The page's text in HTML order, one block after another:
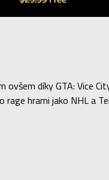
ovšem díky GTA: Vice
rage hrami jako NHL a